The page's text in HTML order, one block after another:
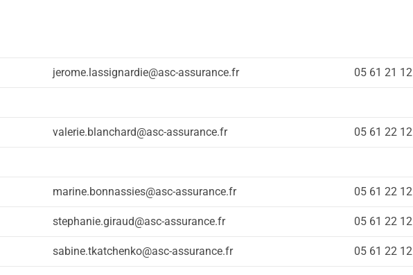
jerome.lassignardie@asc-assurance.fr 05 61 21
valerie.blanchard@asc-assurance.fr 05 61 22
marine.bonnassies@asc-assurance.fr 05 61 22
stephanie.giraud@asc-assurance.fr 05 61 22
sabine.tkatchenko@asc-assurance.fr 05 61 22